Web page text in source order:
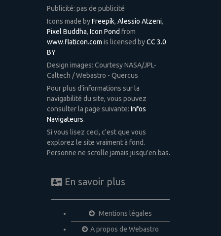
Publicité: pas de publicité
Icons made byFreepik, Alessio Atzeni,
Pixel Buddha, Icon Pond from
www.flaticon.com is licensed byCC 3.0
BY
Design images: Courtesy NASA/JPL-
Caltech / Webastro - Quercus
Pour plus d'informations sur la
navigabilité du site, vous pouvez
consulter la page suivante: Infos
Navigateurs.
Si vous lisez ceci, c'est que vous
explorez le site vraiment à fond.
Personne ne scrolle jamais jusqu'en bas.
En savoir plus
Mentions légales
A propos de Webastro